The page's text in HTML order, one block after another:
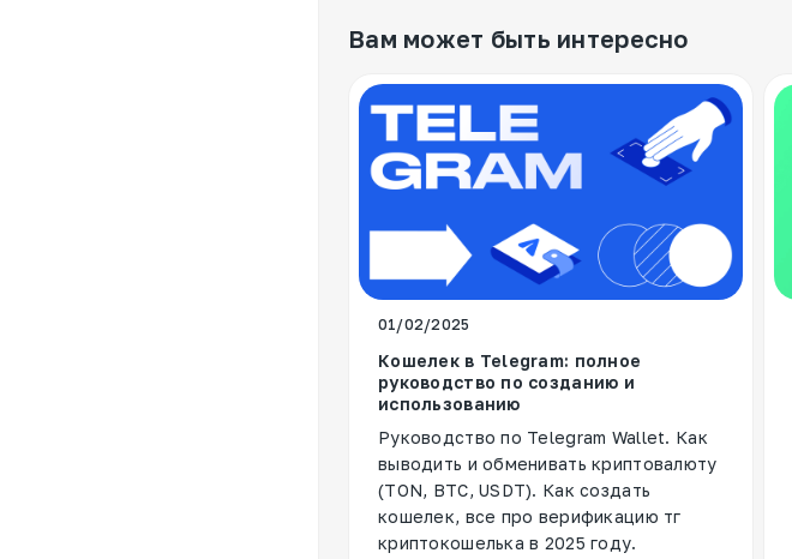
Вам может быть интересно
01/02/2025
Кошелек в Telegram: полное
руководство по созданию и
использованию
Руководство по Telegram Wallet. Как
выводить и обменивать криптовалюту
(TON, BTC, USDT). Как создать
кошелек, все про верификацию тг
криптокошелька в 2025 году.